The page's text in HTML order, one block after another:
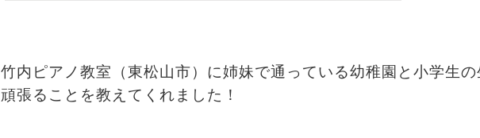
竹内ピアノ教室（東松山市）に姉妹で通っている幼稚園と小学生の
頑張ることを教えてくれました！